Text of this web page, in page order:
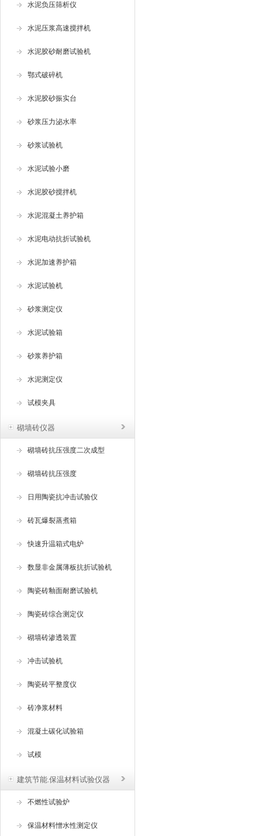
水泥负压筛析仪
水泥压浆高速搅拌机
水泥胶砂耐磨试验机
鄂式破碎机
水泥胶砂振实台
砂浆压力泌水率
砂浆试验机
水泥试验小磨
水泥胶砂搅拌机
水泥混凝土养护箱
水泥电动抗折试验机
水泥加速养护箱
水泥试验机
砂浆测定仪
水泥试验箱
砂浆养护箱
水泥测定仪
试模夹具
砌墙砖仪器
砌墙砖抗压强度二次成型
砌墙砖抗压强度
日用陶瓷抗冲击试验仪
砖瓦爆裂蒸煮箱
快速升温箱式电炉
数显非金属薄板抗折试验机
陶瓷砖釉面耐磨试验机
陶瓷砖综合测定仪
砌墙砖渗透装置
冲击试验机
陶瓷砖平整度仪
砖净浆材料
混凝土碳化试验箱
试模
建筑节能.保温材料试验仪器
不燃性试验炉
保温材料憎水性测定仪